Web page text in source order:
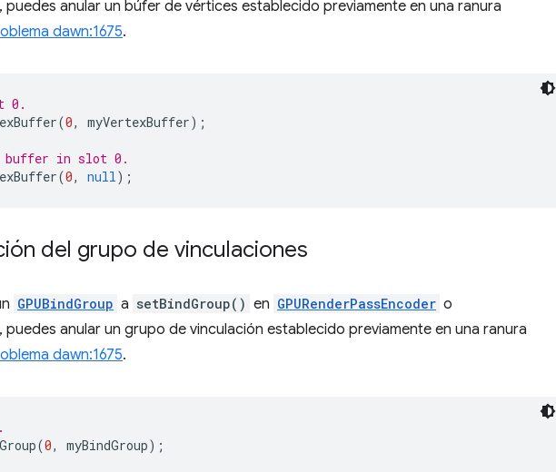
, puedes anular un búfer de vértices establecido previamente en una ranura
dawn:1675.
0.
(0, myVertexBuffer);
buffer in slot 0.
(0, null);
del grupo de vinculaciones
GPUBindGroup a setBindGroup() en GPURenderPassEncoder o
, puedes anular un grupo de vinculación establecido previamente en una ranura
dawn:1675.
(0, myBindGroup);